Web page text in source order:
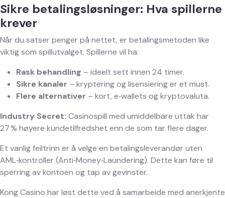
Sikre betalingsløsninger: Hva spillerne
krever
Når du satser penger på nettet, er betalingsmetoden like
viktig som spillutvalget. Spillerne vil ha:
Rask behandling – ideelt sett innen 24 timer.
Sikre kanaler – kryptering og lisensiering er et must.
Flere alternativer – kort, e‑wallets og kryptovaluta.
Industry Secret: Casinospill med umiddelbare uttak har
27 % høyere kundetilfredshet enn de som tar flere dager.
Et vanlig feiltrinn er å velge en betalingsleverandør uten
AML‑kontroller (Anti‑Money‑Laundering). Dette kan føre til
sperring av kontoen og tap av gevinster.
Kong Casino har løst dette ved å samarbeide med anerkjente